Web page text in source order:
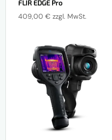
FLIR EDGE Pro
409,00€ zzgl. MwSt.